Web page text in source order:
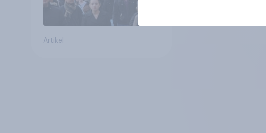
Artikel